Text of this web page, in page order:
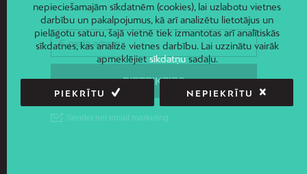
nepieciešamajām sīkdatnēm (cookies), lai uzlabotu vietnes
darbību un pakalpojumus, kā arī analizētu lietotājus un
pielāgotu saturu, šajā vietnē tiek izmantotas arī analītiskās
sīkdatnes, kas analizē vietnes darbību. Lai uzzinātu vairāk
apmeklējietsīkdatņusadaļu.
PIEKRĪTU NEPIEKRĪTU